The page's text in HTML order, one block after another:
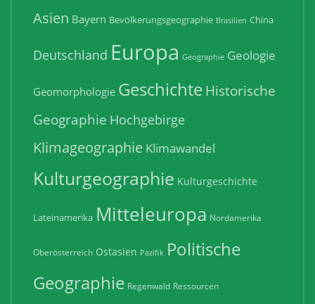
Asien Bayern Bevölkerungsgeographie Brasilien China
Deutschland Europa Geographie Geologie
Geomorphologie GeschichteHistorische
Geographie Hochgebirge
Klimageographie Klimawandel
Kulturgeographie Kulturgeschichte
Lateinamerika Mitteleuropa Nordamerika
Oberösterreich Ostasien Pazifik Politische
Geographie Regenwald Ressourcen